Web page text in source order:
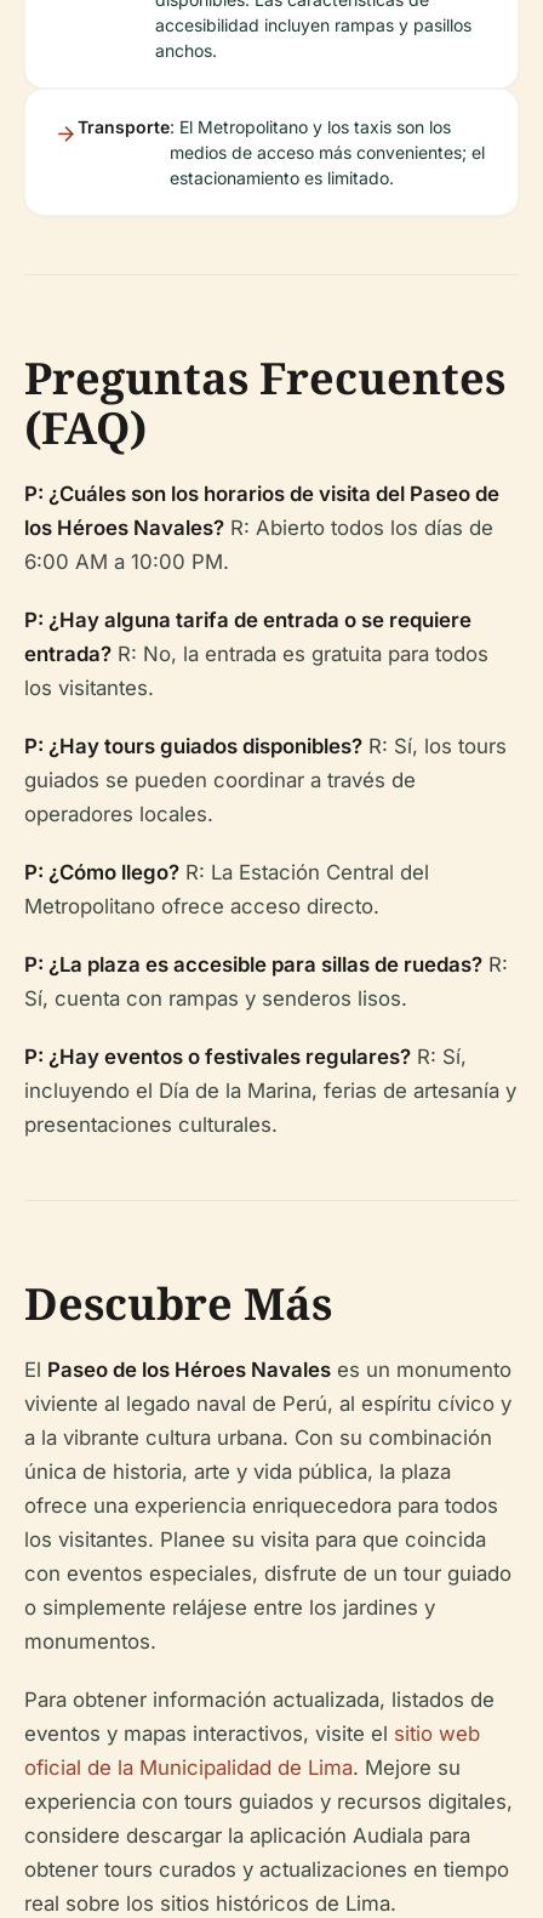
accesibilidad incluyen rampas y pasillos
anchos.
Transporte: El Metropolitano y los taxis son los
medios de acceso más convenientes; el
estacionamiento es limitado.
Preguntas Frecuentes
(FAQ)
P: ¿Cuáles son los horarios de visita del Paseo de
los Héroes Navales? R: Abierto todos los días de
6:00 AM a 10:00 PM.
P: ¿Hay alguna tarifa de entrada o se requiere
entrada? R: No, la entrada es gratuita para todos
los visitantes.
P: ¿Hay tours guiados disponibles? R: Sí, los tours
guiados se pueden coordinar a través de
operadores locales.
P: ¿Cómo llego? R: La Estación Central del
Metropolitano ofrece acceso directo.
P: ¿La plaza es accesible para sillas de ruedas? R:
Sí, cuenta con rampas y senderos lisos.
P: ¿Hay eventos o festivales regulares? R: Sí,
incluyendo el Día de la Marina, ferias de artesanía y
presentaciones culturales.
Descubre Más
El Paseo de los Héroes Navales es un monumento
viviente al legado naval de Perú, al espíritu cívico y
a la vibrante cultura urbana. Con su combinación
única de historia, arte y vida pública, la plaza
ofrece una experiencia enriquecedora para todos
los visitantes. Planee su visita para que coincida
con eventos especiales, disfrute de un tour guiado
o simplemente relájese entre los jardines y
monumentos.
Para obtener información actualizada, listados de
eventos y mapas interactivos, visite el sitio web
oficial de la Municipalidad de Lima. Mejore su
experiencia con tours guiados y recursos digitales,
considere descargar la aplicación Audiala para
obtener tours curados y actualizaciones en tiempo
real sobre los sitios históricos de Lima.